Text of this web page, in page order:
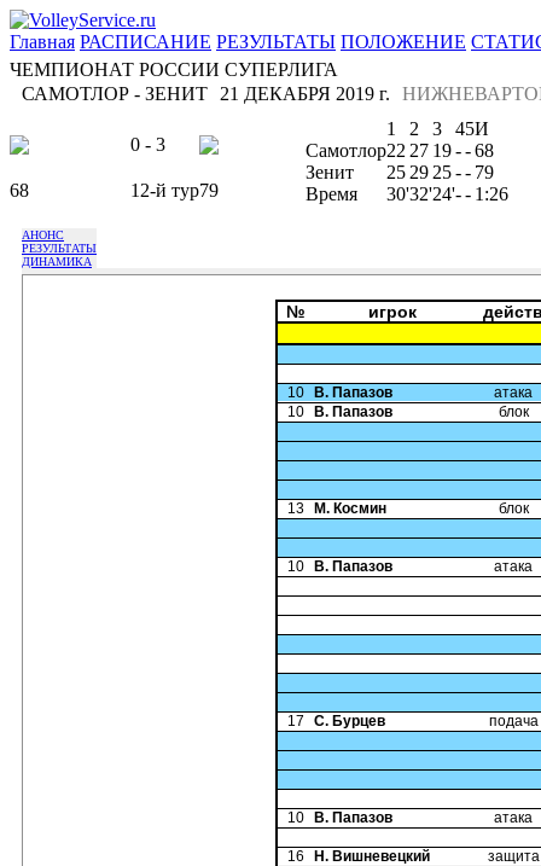
Главная РАСПИСАНИЕ РЕЗУЛЬТАТЫ ПОЛОЖЕНИЕ
ЧЕМПИОНАТ РОССИИ СУПЕРЛИГА
САМОТЛОР - ЗЕНИТ
21 ДЕКАБРЯ 2019 г.
0 - 3
68 12-й тур79
1 2 3 45И
Самотлор22 27 19--68
Зенит
25 29 25-- 79
Время
30'32'24'-- 1:26
АНОНС
РЕЗУЛЬТАТЫ
ДИНАМИКА
№ игрок
10 В. Папазов
атака
10
В. Папазов блок
13 М. Космин блок
10 В. Папазов атака
17 С. Бурцев подача
10 В. Папазов атака
16 Н. Вишневецкий защита